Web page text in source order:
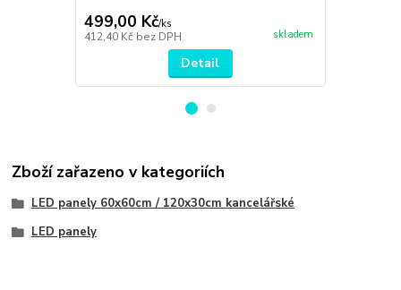
499,00 Kč/ks
412,40 Kč bez DPH skladem
Detail
Zboží zařazeno v kategoriích
LED panely 60x60cm / 120x30cm kancelářské
LED panely